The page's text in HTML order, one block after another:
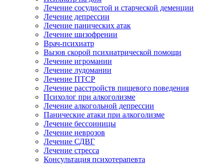
Лечение сосудистой и старческой деменции
Лечение депрессии
Лечение панических атак
Лечение шизофрении
Врач-психиатр
Вызов скорой психиатрической помощи
Лечение игромании
Лечение лудомании
Лечение ПТСР
Лечение расстройств пищевого поведения
Психолог при алкоголизме
Лечение алкогольной депрессии
Панические атаки при алкоголизме
Лечение бессонницы
Лечение неврозов
Лечение СДВГ
Лечение стресса
Консультация психотерапевта